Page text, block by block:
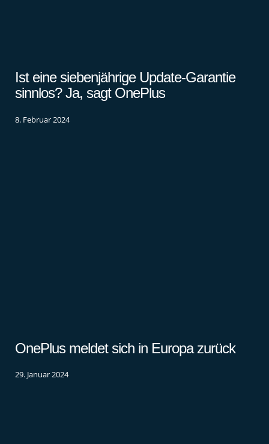
Ist eine siebenjährige Update-Garantie
sinnlos? Ja, sagt OnePlus
8. Februar 2024
OnePlus meldet sich in Europa zurück
29. Januar 2024